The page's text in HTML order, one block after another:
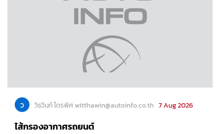
ว วิธวินท์ ไตรพิศ witthawin@autoinfo.co.th 7 Aug 2026
ไส้กรองอากาศรถยนต์